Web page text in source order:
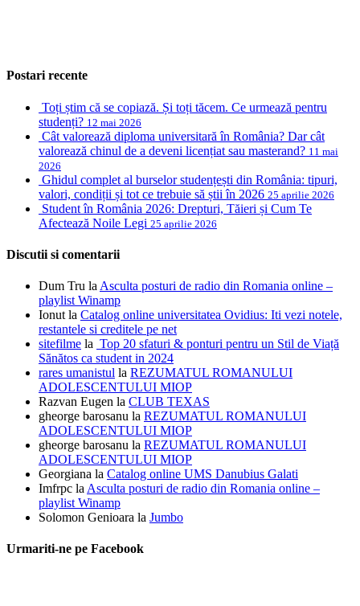
Postari recente
Toți știm că se copiază. Și toți tăcem. Ce urmează pentru
studenți? 12 mai 2026
Cât valorează diploma universitară în România? Dar cât
valorează chinul de a deveni licențiat sau masterand? 11 mai
2026
Ghidul complet al burselor studențești din România: tipuri,
valori, condiții și tot ce trebuie să știi în 2026 25 aprilie 2026
Student în România 2026: Drepturi, Tăieri și Cum Te
Afectează Noile Legi 25 aprilie 2026
Discutii si comentarii
Dum Tru la Asculta posturi de radio din Romania online –
playlist Winamp
Ionut la Catalog online universitatea Ovidius: Iti vezi notele,
restantele si creditele pe net
sitefilme la Top 20 sfaturi & ponturi pentru un Stil de Viață
Sănătos ca student in 2024
rares umanistul la REZUMATUL ROMANULUI
ADOLESCENTULUI MIOP
Razvan Eugen la CLUB TEXAS
gheorge barosanu la REZUMATUL ROMANULUI
ADOLESCENTULUI MIOP
gheorge barosanu la REZUMATUL ROMANULUI
ADOLESCENTULUI MIOP
Georgiana la Catalog online UMS Danubius Galati
Imfrpc la Asculta posturi de radio din Romania online –
playlist Winamp
Solomon Genioara la Jumbo
Urmariti-ne pe Facebook